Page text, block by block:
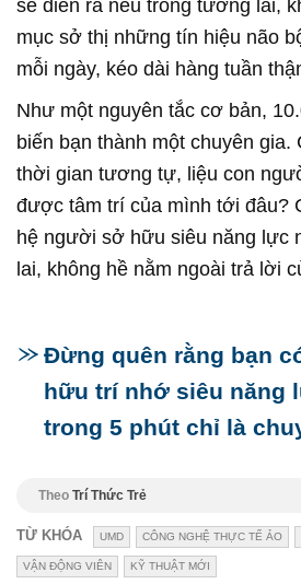
sẽ diễn ra nếu trong tương lai,
mục sở thị những tín hiệu não
mỗi ngày, kéo dài hàng tuần
Như một nguyên tắc cơ bản,
biến bạn thành một chuyên gia.
thời gian tương tự, liệu con
được tâm trí của mình tới đâu?
hệ người sở hữu siêu năng lực
lai, không hề nằm ngoài trả lời
Đừng quên rằng bạn
hữu trí nhớ siêu năng
trong 5 phút chỉ là
Theo Trí Thức Trẻ
TỪ KHÓA UMD CÔNG NGHỆ THỰC TẾ ẢO
VẬN ĐỘNG VIÊN KỸ THUẬT MỚI